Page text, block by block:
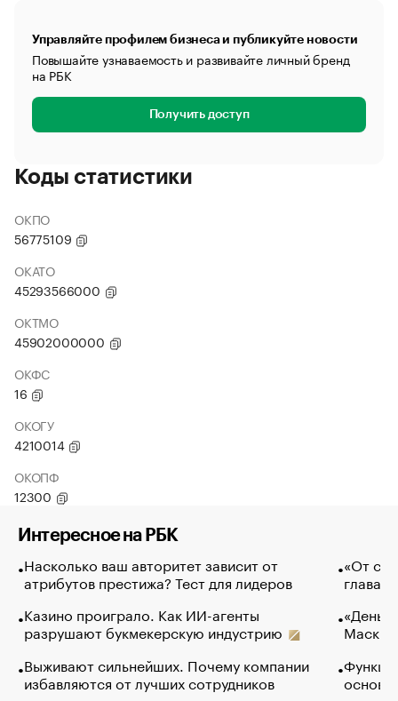
Управляйте профилем бизнеса и публикуйте новости
Повышайте узнаваемость и развивайте личный бренд
на РБК
Получить доступ
Коды статистики
ОКПО
56775109
ОКАТО
45293566000
ОКТМО
45902000000
ОКФС
16
ОКОГУ
4210014
ОКОПФ
12300
Интересное на РБК
Насколько ваш авторитет зависит от
атрибутов престижа? Тест для лидеров
Казино проиграло. Как ИИ-агенты
разрушают букмекерскую индустрию
Выживают сильнейших. Почему компании
избавляются от лучших сотрудников
«От
глава
Маск в
основ